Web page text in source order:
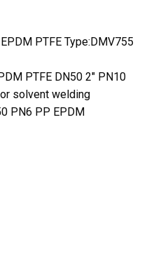
PTFE Type:DMV755
PTFE DN50 2″ PN10
solvent welding
PN6 PP EPDM